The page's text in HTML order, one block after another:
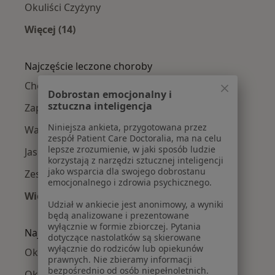
Okuliści Czyżyny
Więcej (14)
Najczęście leczone choroby
Choroby oczu w Krakowie
Zapalenie spojówek w Krakowie
Wady wzroku w Krakowie
Jaskra w Krakowie
Zespół suchego oka w Krakowie
Więcej (15)
Więcej w kategorii: Najczęście leczone
Najpopularniejsze ubezpieczenia
Okuliści z Allianz w Krakowie
Dobrostan emocjonalny i
sztuczna inteligencja
Niniejsza ankieta, przygotowana przez
zespół Patient Care Doctoralia, ma na celu
lepsze zrozumienie, w jaki sposób ludzie
korzystają z narzędzi sztucznej inteligencji
jako wsparcia dla swojego dobrostanu
emocjonalnego i zdrowia psychicznego.
Udział w ankiecie jest anonimowy, a wyniki
będą analizowane i prezentowane
wyłącznie w formie zbiorczej. Pytania
dotyczące nastolatków są skierowane
wyłącznie do rodziców lub opiekunów
prawnych. Nie zbieramy informacji
bezpośrednio od osób niepełnoletnich.